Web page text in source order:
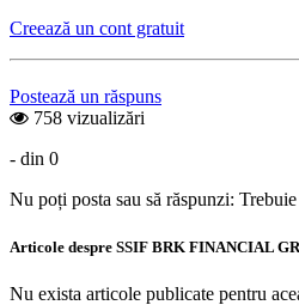
Creează un cont gratuit
Postează un răspuns
758 vizualizări
- din 0
Nu poți posta sau să răspunzi:
Articole despre SSIF BRK FINANCIAL
Nu exista articole publicate pentru